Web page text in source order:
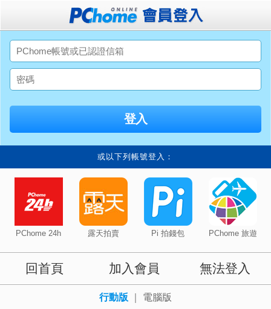
或以下列帳號登入：
PChome 24h 露天拍賣 Pi 拍錢包 PChome 旅遊
回首頁 加入會員 無法登入
行動版 電腦版